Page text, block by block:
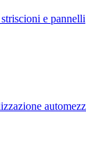
e pannelli